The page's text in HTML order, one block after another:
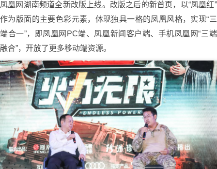
凤凰网湖南频道全新改版上线。改版之后的新首页，以“凤凰红”
作为版面的主要色彩元素，体现独具一格的凤凰风格，实现“三
端合一”，即凤凰网PC端、凤凰新闻客户端、手机凤凰网“三端
融合”，开放了更多移动端资源。